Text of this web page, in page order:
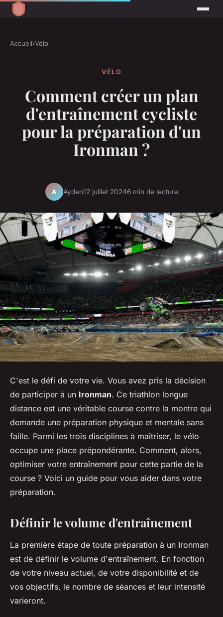
Accueil›Vélo
VÉLO
Comment créer un plan
d'entraînement cycliste
pour la préparation d'un
Ironman ?
A Ayden12 juillet 20246 min de lecture
C'est le défi de votre vie. Vous avez pris la décision
de participer à un Ironman. Ce triathlon longue
distance est une véritable course contre la montre qui
demande une préparation physique et mentale sans
faille. Parmi les trois disciplines à maîtriser, le vélo
occupe une place prépondérante. Comment, alors,
optimiser votre entraînement pour cette partie de la
course ? Voici un guide pour vous aider dans votre
préparation.
Définir le volume d'entraînement
La première étape de toute préparation à un Ironman
est de définir le volume d'entraînement. En fonction
de votre niveau actuel, de votre disponibilité et de
vos objectifs, le nombre de séances et leur intensité
varieront.